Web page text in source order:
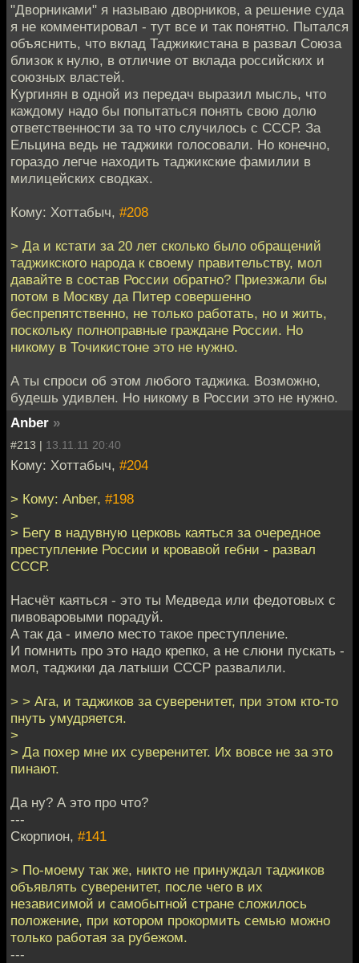
"Дворниками" я называю дворников, а решение суда
я не комментировал - тут все и так понятно. Пытался
объяснить, что вклад Таджикистана в развал Союза
близок к нулю, в отличие от вклада российских и
союзных властей.
Кургинян в одной из передач выразил мысль, что
каждому надо бы попытаться понять свою долю
ответственности за то что случилось с СССР. За
Ельцина ведь не таджики голосовали. Но конечно,
гораздо легче находить таджикские фамилии в
милицейских сводках.
Кому: Хоттабыч, #208
> Да и кстати за 20 лет сколько было обращений
таджикского народа к своему правительству, мол
давайте в состав России обратно? Приезжали бы
потом в Москву да Питер совершенно
беспрепятственно, не только работать, но и жить,
поскольку полноправные граждане России. Но
никому в Точикистоне это не нужно.
А ты спроси об этом любого таджика. Возможно,
будешь удивлен. Но никому в России это не нужно.
Anber »
#213 | 13.11.11 20:40
Кому: Хоттабыч, #204
> Кому: Anber, #198
>
> Бегу в надувную церковь каяться за очередное
преступление России и кровавой гебни - развал
СССР.
Насчёт каяться - это ты Медведа или федотовых с
пивоваровыми порадуй.
А так да - имело место такое преступление.
И помнить про это надо крепко, а не слюни пускать -
мол, таджики да латыши СССР развалили.
> > Ага, и таджиков за суверенитет, при этом кто-то
пнуть умудряется.
>
> Да похер мне их суверенитет. Их вовсе не за это
пинают.
Да ну? А это про что?
---
Скорпион, #141
> По-моему так же, никто не принуждал таджиков
объявлять суверенитет, после чего в их
независимой и самобытной стране сложилось
положение, при котором прокормить семью можно
только работая за рубежом.
---